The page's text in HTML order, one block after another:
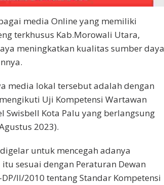
media Online yang memiliki
terkhusus Kab.Morowali Utara,
meningkatkan kualitas sumber daya
media lokal tersebut adalah dengan
Uji Kompetensi Wartawan
Swisbell Kota Palu yang berlangsung
2023).
untuk mencegah adanya
sesuai dengan Peraturan Dewan
II/2010 tentang Standar Kompetensi